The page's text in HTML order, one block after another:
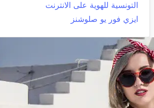
التونسية للهوية على الانترنت
ايزي فور يو صلوشنز